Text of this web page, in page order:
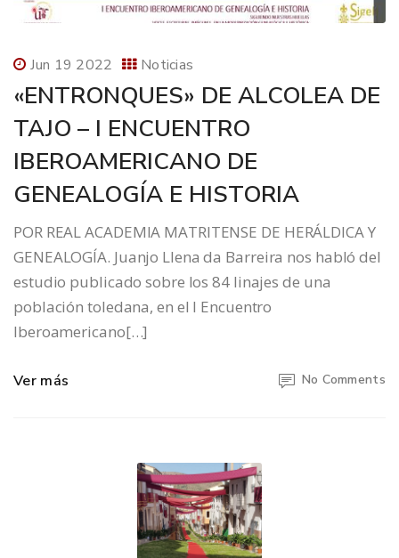
Jun 19 2022 Noticias
«ENTRONQUES» DE ALCOLEA DE
TAJO – I ENCUENTRO
IBEROAMERICANO DE
GENEALOGÍA E HISTORIA
POR REAL ACADEMIA MATRITENSE DE HERÁLDICA Y
GENEALOGÍA. Juanjo Llena da Barreira nos habló del
estudio publicado sobre los 84 linajes de una
población toledana, en el I Encuentro
Iberoamericano[…]
Ver más No Comments